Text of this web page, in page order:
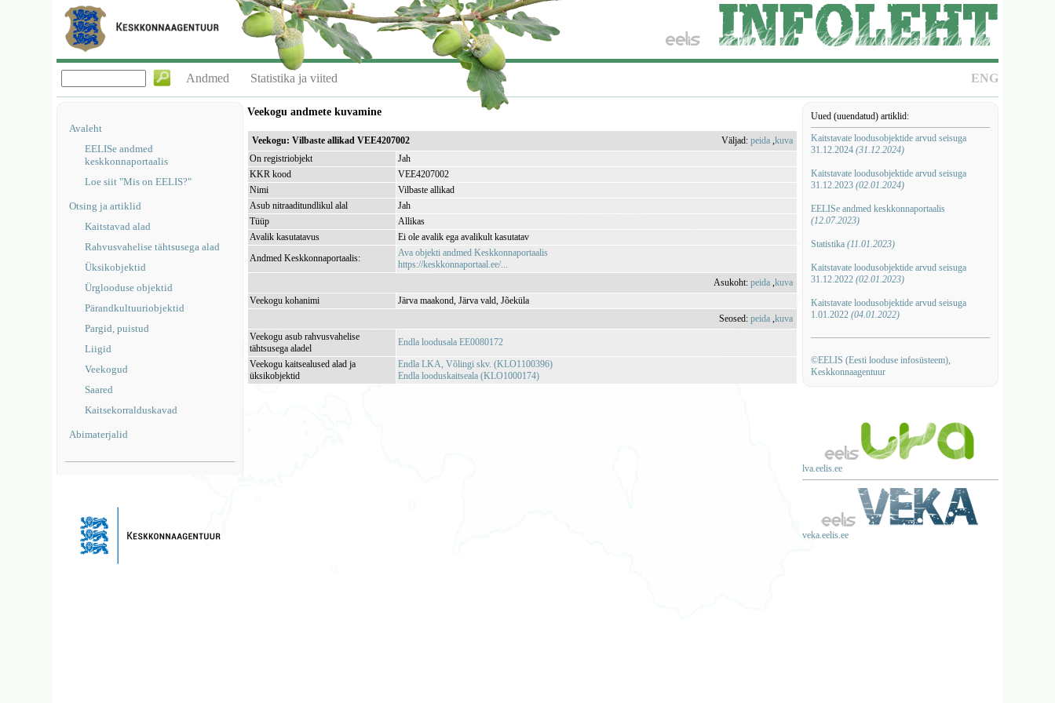
ENG
Andmed Statistika ja viited
Avaleht
EELISe andmed
keskkonnaportaalis
Loe siit "Mis on EELIS?"
Otsing ja artiklid
Kaitstavad alad
Rahvusvahelise tähtsusega alad
Üksikobjektid
Ürglooduse objektid
Pärandkultuuriobjektid
Pargid, puistud
Liigid
Veekogud
Saared
Kaitsekorralduskavad
Abimaterjalid
Uued (uuendatud) artiklid:
Kaitstavate loodusobjektide arvud seisuga
31.12.2024 (31.12.2024)
Kaitstavate loodusobjektide arvud seisuga
31.12.2023 (02.01.2024)
EELISe andmed keskkonnaportaalis
(12.07.2023)
Statistika (11.01.2023)
Kaitstavate loodusobjektide arvud seisuga
31.12.2022 (02.01.2023)
Kaitstavate loodusobjektide arvud seisuga
1.01.2022 (04.01.2022)
©EELIS (Eesti looduse infosüsteem),
Keskkonnaagentuur
lva.eelis.ee
veka.eelis.ee
Veekogu andmete kuvamine
Veekogu: Vilbaste allikad VEE4207002 Väljad:peida ,kuva
On registriobjekt
Jah
KKR kood
VEE4207002
Nimi
Vilbaste allikad
Asub nitraaditundlikul alal
Jah
Tüüp
Allikas
Avalik kasutatavus
Ei ole avalik ega avalikult kasutatav
Andmed Keskkonnaportaalis:
Ava objekti andmed Keskkonnaportaalis
https://keskkonnaportaal.ee/...
Asukoht:peida ,kuva
Veekogu kohanimi
Järva maakond, Järva vald, Jõeküla
Seosed:peida ,kuva
Veekogu asub rahvusvahelise
tähtsusega aladel
Endla loodusala EE0080172
Veekogu kaitsealused alad ja
üksikobjektid
Endla LKA, Võlingi skv. (KLO1100396)
Endla looduskaitseala (KLO1000174)